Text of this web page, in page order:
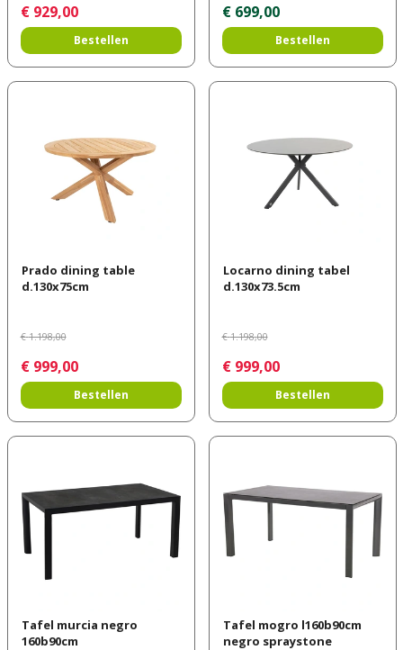
€ 929,00
Bestellen
€ 699,00
Bestellen
Prado dining table
d.130x75cm
€ 1.198,00
€ 999,00
Bestellen
Locarno dining tabel
d.130x73.5cm
€ 1.198,00
€ 999,00
Bestellen
Tafel murcia negro
160b90cm
Tafel mogro l160b90cm
negro spraystone